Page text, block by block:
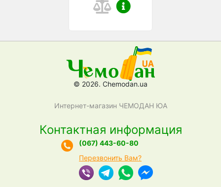
© 2026. Chemodan.ua
Интернет-магазин ЧЕМОДАН ЮА
Контактная информация
(067) 443-60-80
Перезвонить Вам?